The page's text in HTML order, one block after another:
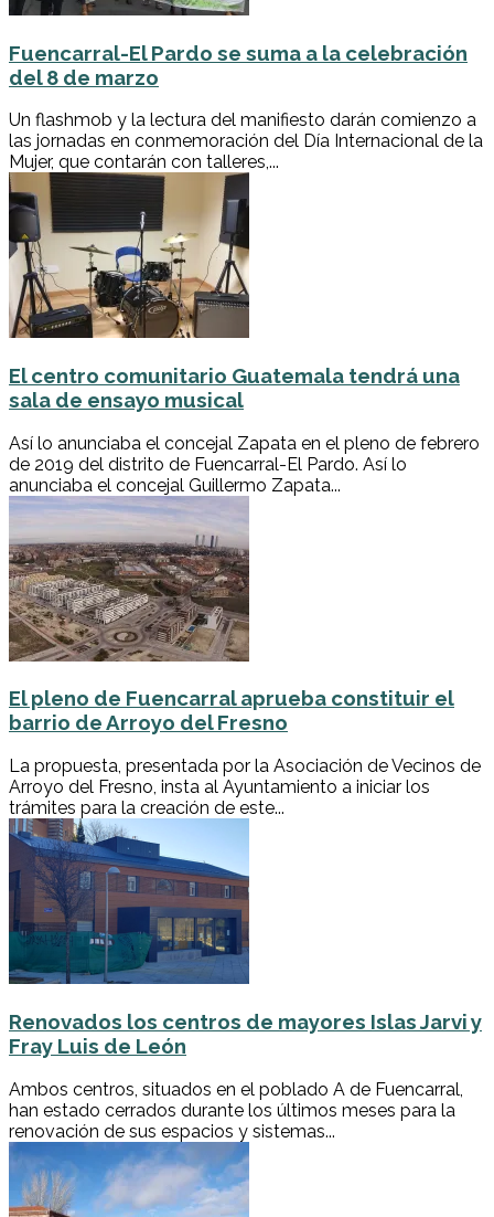
Fuencarral-El Pardo se suma a la celebración
del 8 de marzo
Un flashmob y la lectura del manifiesto darán comienzo a
las jornadas en conmemoración del Día Internacional de la
Mujer, que contarán con talleres,...
El centro comunitario Guatemala tendrá una
sala de ensayo musical
Así lo anunciaba el concejal Zapata en el pleno de febrero
de 2019 del distrito de Fuencarral-El Pardo. Así lo
anunciaba el concejal Guillermo Zapata...
El pleno de Fuencarral aprueba constituir el
barrio de Arroyo del Fresno
La propuesta, presentada por la Asociación de Vecinos de
Arroyo del Fresno, insta al Ayuntamiento a iniciar los
trámites para la creación de este...
Renovados los centros de mayores Islas Jarvi y
Fray Luis de León
Ambos centros, situados en el poblado A de Fuencarral,
han estado cerrados durante los últimos meses para la
renovación de sus espacios y sistemas...